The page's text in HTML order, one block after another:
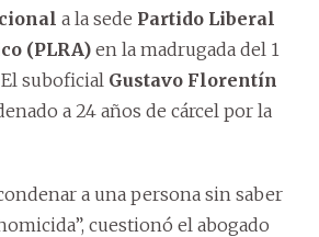
a la sede Partido Liberal
(PLRA)en la madrugada del 1
suboficial Gustavo Florentín
a 24 años de cárcel por la
a una persona sin saber
cuestionó el abogado